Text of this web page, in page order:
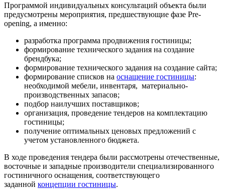
Программой индивидуальных консультаций объекта были
предусмотрены мероприятия, предшествующие фазе Pre-
opening, а именно:
разработка программа продвижения гостиницы;
формирование технического задания на создание
брендбука;
формирование технического задания на создание сайта;
формирование списков на оснащение гостиницы:
необходимой мебели, инвентаря, материально-
производственных запасов;
подбор наилучших поставщиков;
организация, проведение тендеров на комплектацию
гостиницы;
получение оптимальных ценовых предложений с
учетом установленного бюджета.
В ходе проведения тендера были рассмотрены отечественные,
восточные и западные производители специализированного
гостиничного оснащения, соответствующего
заданной концепции гостиницы.